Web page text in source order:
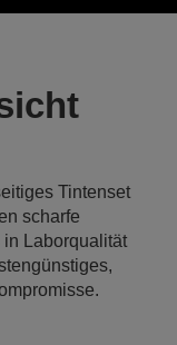
Tintenset
scharfe
in Laborqualität